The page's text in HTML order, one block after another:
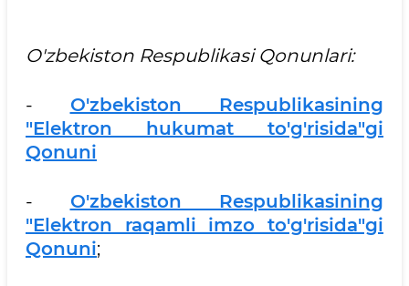
O'zbekiston Respublikasi Qonunlari:
- O'zbekiston Respublikasining
"Elektron hukumat to'g'risida"gi
Qonuni
- O'zbekiston Respublikasining
"Elektron raqamli imzo to'g'risida"gi
Qonuni;